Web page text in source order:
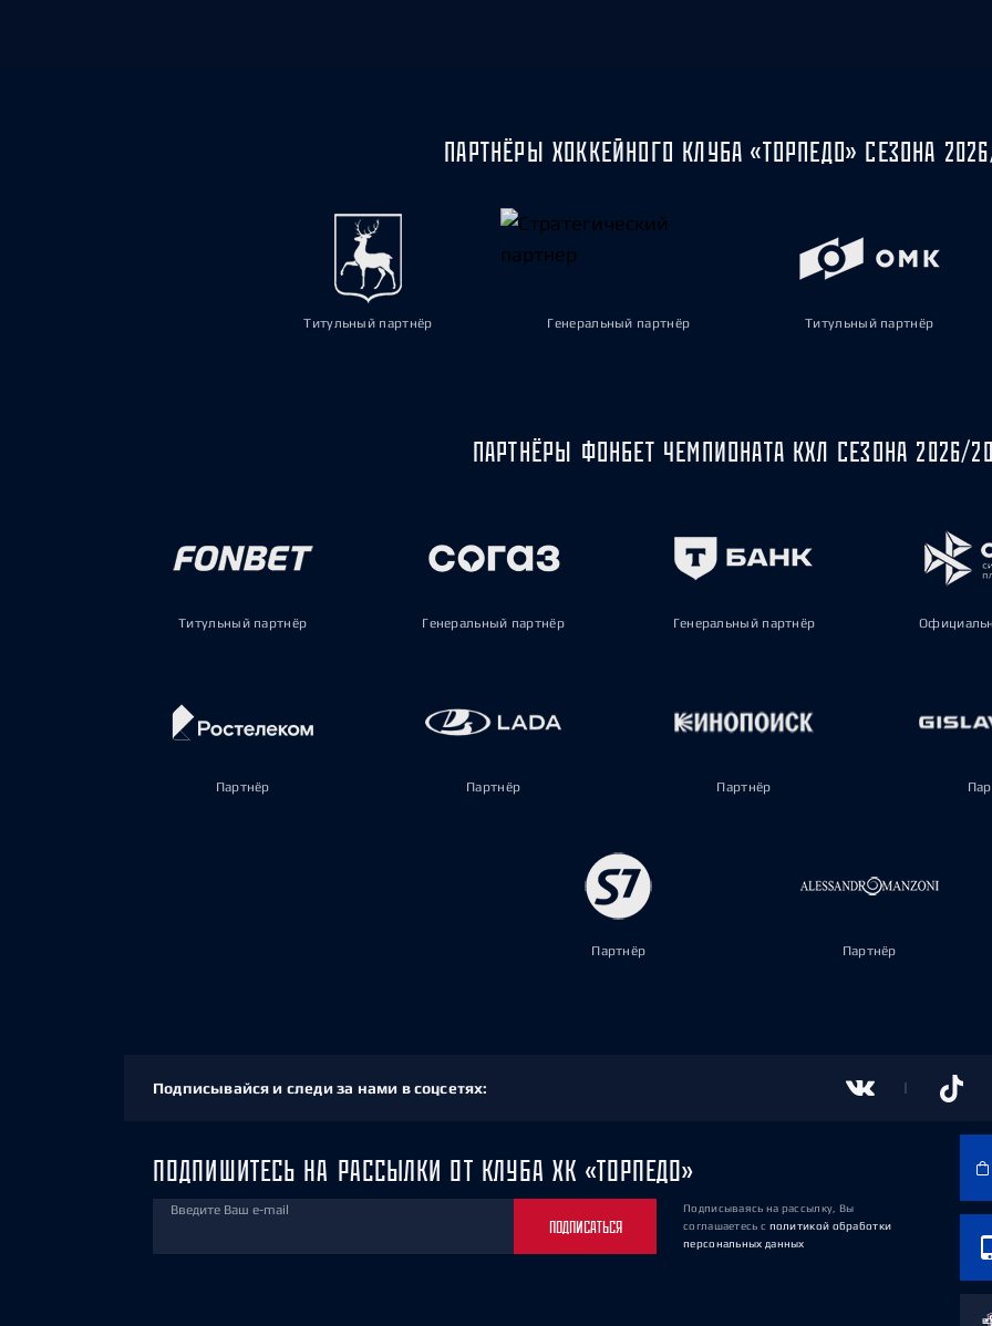
ПАРТНЁРЫ ХОККЕЙНОГО КЛУБА «ТОРПЕДО» СЕЗОНА
Титульный партнёр Генеральный партнёр Титульный партнёр
ПАРТНЁРЫ ФОНБЕТ ЧЕМПИОНАТА КХЛ СЕЗОНА 2026/
Титульный партнёр Генеральный партнёр Генеральный партнёр
Партнёр Партнёр Партнёр
Партнёр Партнёр
Подписывайся и следи за нами в соцсетях:
ПОДПИШИТЕСЬ НА РАССЫЛКИ ОТ КЛУБА ХК «ТОРПЕДО»
Введите Ваш e-mail
ПОДПИСАТЬСЯ
Подписываясь на рассылку, Вы
соглашаетесь с политикой обработки
персональных данных